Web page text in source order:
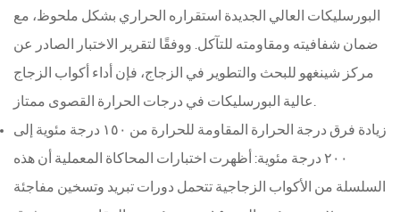
البورسليكات العالي الجديدة استقراره الحراري بشكل ملحوظ، مع
ضمان شفافيته ومقاومته للتآكل. ووفقًا لتقرير الاختبار الصادر عن
مركز شينغهو للبحث والتطوير في الزجاج، فإن أداء أكواب الزجاج
زيادة فرق درجة الحرارة المقاومة للحرارة من ١٥٠ درجة مئوية إلى
٢٠٠ درجة مئوية: أظهرت اختبارات المحاكاة المعملية أن هذه
السلسلة من الأكواب الزجاجية تتحمل دورات تبريد وتسخين مفاجئة